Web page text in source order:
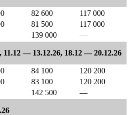
82 600
117 000
81 500
117 000
139 000 —
11.12 — 13.12.26, 18.12 — 20.12.26
84 100
120 200
83 100
120 200
142 500 —